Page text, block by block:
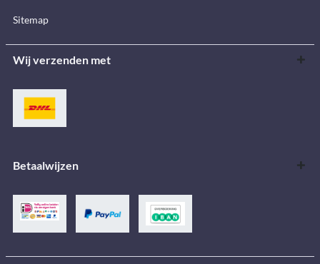
Sitemap
Wij verzenden met
Betaalwijzen